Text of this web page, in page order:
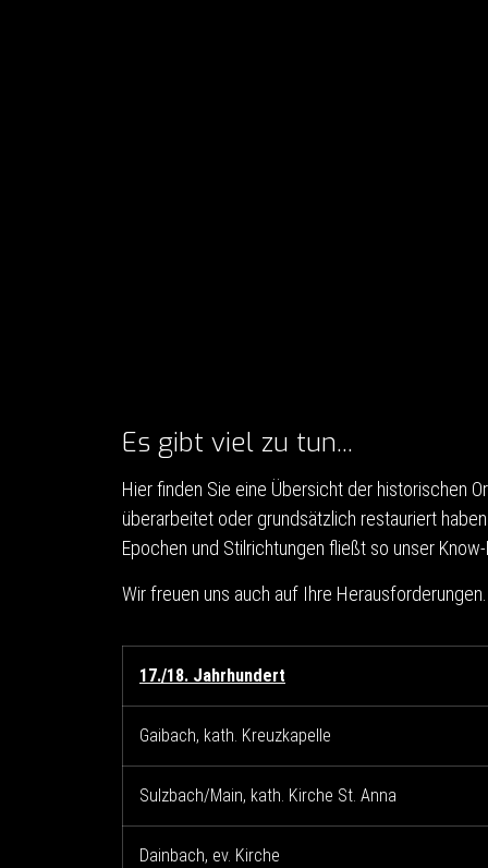
Es gibt viel zu tun...
Hier finden Sie eine Übersicht der historischen
überarbeitet oder grundsätzlich restauriert
Epochen und Stilrichtungen fließt so unser
Wir freuen uns auch auf Ihre Herausforderungen.
17./18. Jahrhundert
Gaibach, kath. Kreuzkapelle
Sulzbach/Main, kath. Kirche St. Anna
Dainbach, ev. Kirche